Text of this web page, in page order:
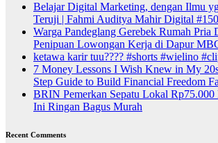
Belajar Digital Marketing, dengan Ilmu
Teruji | Fahmi Auditya Mahir Digital #150
Warga Pandeglang Gerebek Rumah Pria
Penipuan Lowongan Kerja di Dapur
ketawa karir tuu???? #shorts #wielino
7 Money Lessons I Wish Knew in My
Step Guide to Build Financial Freedom
BRIN Pemerkan Sepatu Lokal
Ini Ringan Bagus Murah
Recent Comments